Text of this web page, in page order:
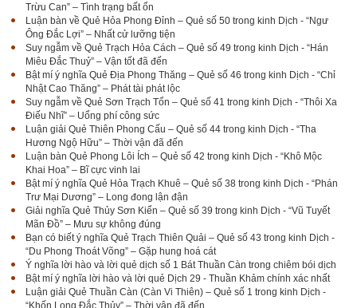
Trừu Can” – Tình trạng bất ổn
Luận bàn về Quẻ Hỏa Phong Đỉnh – Quẻ số 50 trong kinh Dịch - “Ngư
Ông Đắc Lợi” – Nhất cử lưỡng tiện
Suy ngẫm về Quẻ Trạch Hỏa Cách – Quẻ số 49 trong kinh Dịch - “Hán
Miêu Đắc Thuỷ” – Vận tốt đã đến
Bật mí ý nghĩa Quẻ Địa Phong Thăng – Quẻ số 46 trong kinh Dịch - “Chỉ
Nhật Cao Thăng” – Phát tài phát lộc
Suy ngẫm về Quẻ Sơn Trạch Tổn – Quẻ số 41 trong kinh Dịch - “Thôi Xa
Điếu Nhĩ” – Uổng phí công sức
Luận giải Quẻ Thiên Phong Cấu – Quẻ số 44 trong kinh Dịch - “Tha
Hương Ngộ Hữu” – Thời vận đã đến
Luận bàn Quẻ Phong Lôi Ích – Quẻ số 42 trong kinh Dịch - “Khô Mộc
Khai Hoa” – Bĩ cực vinh lai
Bật mí ý nghĩa Quẻ Hỏa Trạch Khuê – Quẻ số 38 trong kinh Dịch - “Phán
Trư Mại Dương” – Long đong lận đận
Giải nghĩa Quẻ Thủy Sơn Kiển – Quẻ số 39 trong kinh Dịch - “Vũ Tuyết
Mãn Đồ” – Mưu sự không đúng
Bạn có biết ý nghĩa Quẻ Trạch Thiên Quải – Quẻ số 43 trong kinh Dịch -
“Du Phong Thoát Võng” – Gặp hung hoá cát
Ý nghĩa lời hào và lời quẻ dịch số 1 Bát Thuần Càn trong chiêm bói dịch
Bật mí ý nghĩa lời hào và lời quẻ Dịch 29 - Thuần Khảm chính xác nhất
Luận giải Quẻ Thuần Càn (Càn Vi Thiên) – Quẻ số 1 trong kinh Dịch -
“Khốn Long Đắc Thủy” – Thời vận đã đến